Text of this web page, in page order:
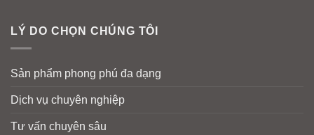
LÝ DO CHỌN CHÚNG TÔI
Sản phẩm phong phú đa dạng
Dịch vụ chuyên nghiệp
Tư vấn chuyên sâu